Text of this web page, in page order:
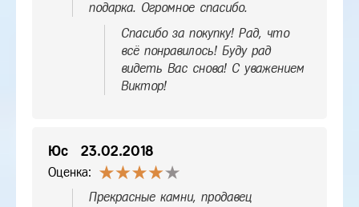
подарка. Огромное спасибо.
Спасибо за покупку! Рад, что
всё понравилось! Буду рад
видеть Вас снова! С уважением
Виктор!
Юс 23.02.2018
Оценка:
Прекрасные камни, продавец